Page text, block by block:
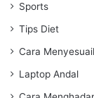
Sports
Tips Diet
Cara
Laptop Andal